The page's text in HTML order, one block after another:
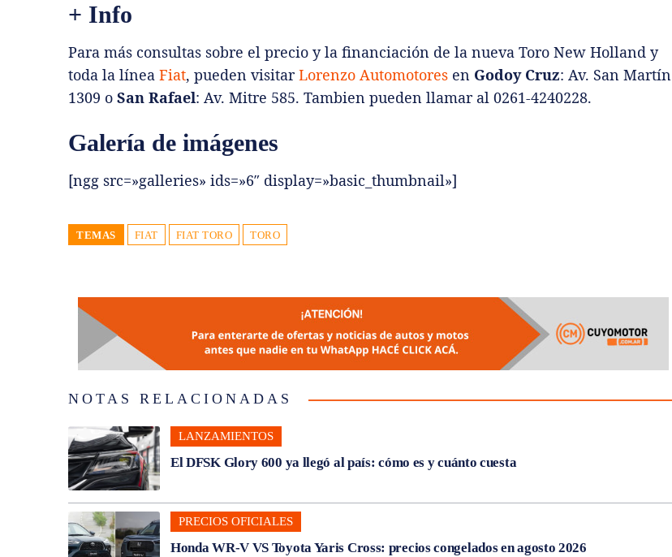
+ Info
Para más consultas sobre el precio y la financiación de la nueva Toro New Holland y
toda la línea Fiat, pueden visitarLorenzo Automotores en Godoy Cruz: Av. San Martín
1309 o San Rafael: Av. Mitre 585. Tambien pueden llamar al 0261-4240228.
Galería de imágenes
[ngg src=»galleries» ids=»6″ display=»basic_thumbnail»]
TEMAS FIAT FIAT TORO TORO
NOTAS RELACIONADAS
LANZAMIENTOS
El DFSK Glory 600 ya llegó al país: cómo es y cuánto cuesta
PRECIOS OFICIALES
Honda WR-V VS Toyota Yaris Cross: precios congelados en agosto 2026